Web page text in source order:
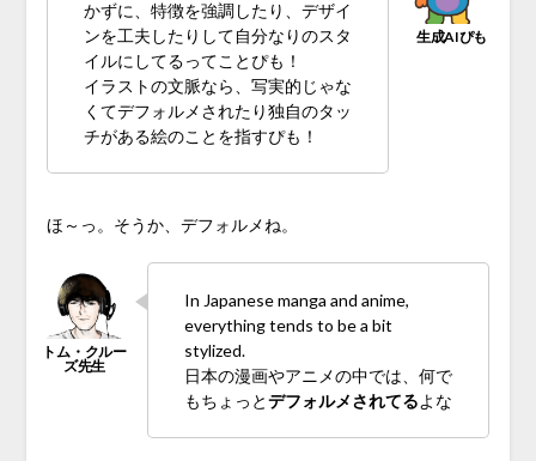
かずに、特徴を強調したり、デザイ
ンを工夫したりして自分なりのスタ
イルにしてるってことぴも！
イラストの文脈なら、写実的じゃな
くてデフォルメされたり独自のタッ
チがある絵のことを指すぴも！
ほ～っ。そうか、デフォルメね。
In Japanese manga and anime,
everything tends to be a bit
stylized.
日本の漫画やアニメの中では、何で
もちょっとデフォルメされてるよな